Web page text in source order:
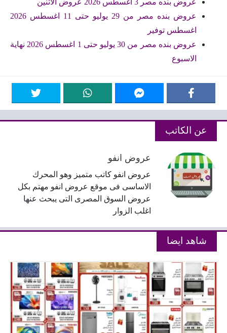
عروض بنده مصر من 29 يوليو حتى 11 اغسطس 2026
اغسطس توفير
عروض بنده مصر من 30 يوليو حتى 1 اغسطس 2026 نهاية
الاسبوع
عن الكاتب
عروض انفو
عروض انفو كاتب متميز وهو المحرك
الاساسى فى موقع عروض انفو مهتم بكل
عروض السوق المصرى التى يبحث عنها
اغلب الزوار
شاهد ايضا